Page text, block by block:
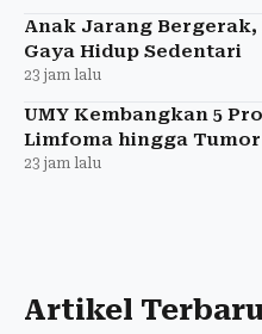
Anak Jarang
Gaya Hidup Sedentari
23 jam lalu
UMY Kembangkan 5
Limfoma hingga
23 jam lalu
Artikel